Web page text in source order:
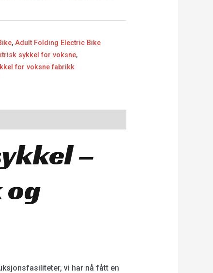
,Adult Folding Electric Bike
sykkel for voksne,
for voksne fabrikk
–
og
vi har nå fått en